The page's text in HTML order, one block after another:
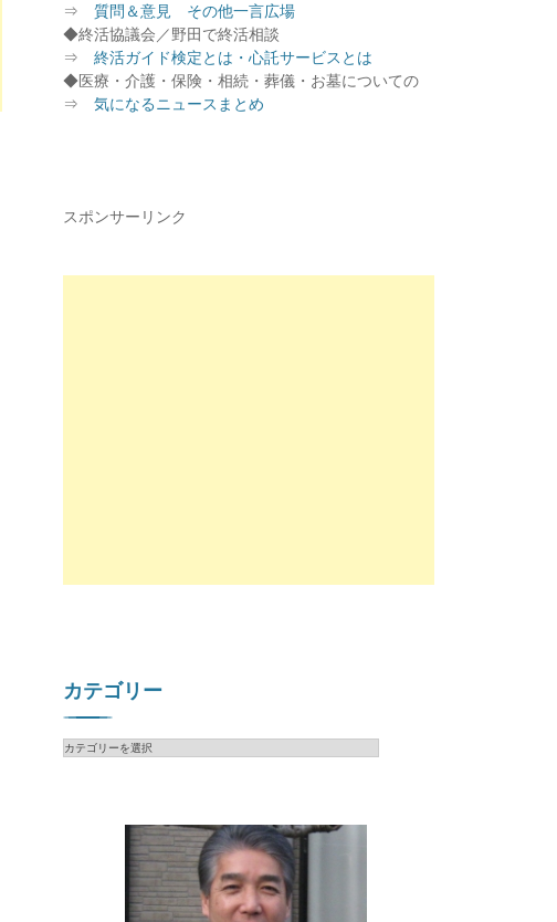
⇒ 質問＆意見 その他一言広場
◆終活協議会／野田で終活相談
⇒ 終活ガイド検定とは・心託サービスとは
◆医療・介護・保険・相続・葬儀・お墓についての
⇒ 気になるニュースまとめ
スポンサーリンク
カテゴリー
カ